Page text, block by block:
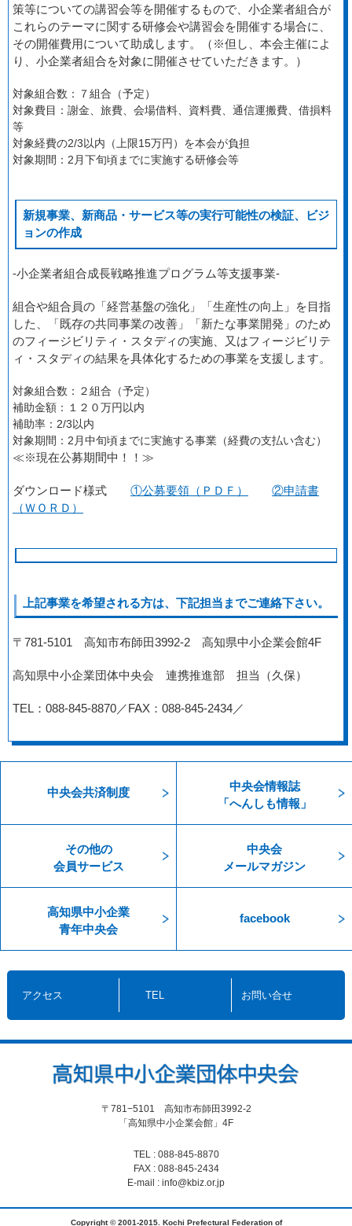
策等についての講習会等を開催するもので、小企業者組合が
これらのテーマに関する研修会や講習会を開催する場合に、
その開催費用について助成します。（※但し、本会主催によ
り、小企業者組合を対象に開催させていただきます。）
対象組合数：７組合（予定）
対象費目：謝金、旅費、会場借料、資料費、通信運搬費、借損料
等
対象経費の2/3以内（上限15万円）を本会が負担
対象期間：2月下旬頃までに実施する研修会等
新規事業、新商品・サービス等の実行可能性の検証、ビジ
ョンの作成
-小企業者組合成長戦略推進プログラム等支援事業-
組合や組合員の「経営基盤の強化」「生産性の向上」を目指
した、「既存の共同事業の改善」「新たな事業開発」のため
のフィージビリティ・スタディの実施、又はフィージビリテ
ィ・スタディの結果を具体化するための事業を支援します。
対象組合数：２組合（予定）
補助金額：１２０万円以内
補助率：2/3以内
対象期間：2月中旬頃までに実施する事業（経費の支払い含む）
≪※現在公募期間中！！≫
ダウンロード様式 ①公募要領（ＰＤＦ）
②申請書
（ＷＯＲＤ）
上記事業を希望される方は、下記担当までご連絡下さい。
〒781-5101 高知市布師田3992-2 高知県中小企業会館4F
高知県中小企業団体中央会 連携推進部 担当（久保）
TEL：088-845-8870／FAX：088-845-2434／
中央会共済制度
中央会情報誌
「へんしも情報」
その他の
会員サービス
中央会
メールマガジン
高知県中小企業
青年中央会
facebook
アクセス TEL お問い合せ
〒781−5101 高知市布師田3992-2
「高知県中小企業会館」4F
TEL : 088-845-8870
FAX : 088-845-2434
E-mail : info@kbiz.or.jp
Copyright © 2001-2015. Kochi Prefectural Federation of